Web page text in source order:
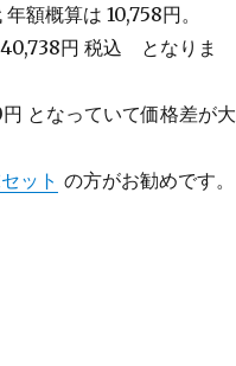
額概算は 10,758円。
円 税込 となりま
円 となっていて価格差が大
ット の方がお勧めです。